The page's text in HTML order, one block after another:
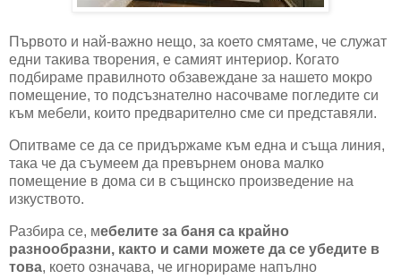
Първото и най-важно нещо, за което смятаме, че служат
едни такива творения, е самият интериор. Когато
подбираме правилното обзавеждане за нашето мокро
помещение, то подсъзнателно насочваме погледите си
към мебели, които предварително сме си представяли.
Опитваме се да се придържаме към една и съща линия,
така че да съумеем да превърнем онова малко
помещение в дома си в същинско произведение на
изкуството.
Разбира се, мебелите за баня са крайно
разнообразни, както и сами можете да се убедите в
това, което означава, че игнорираме напълно